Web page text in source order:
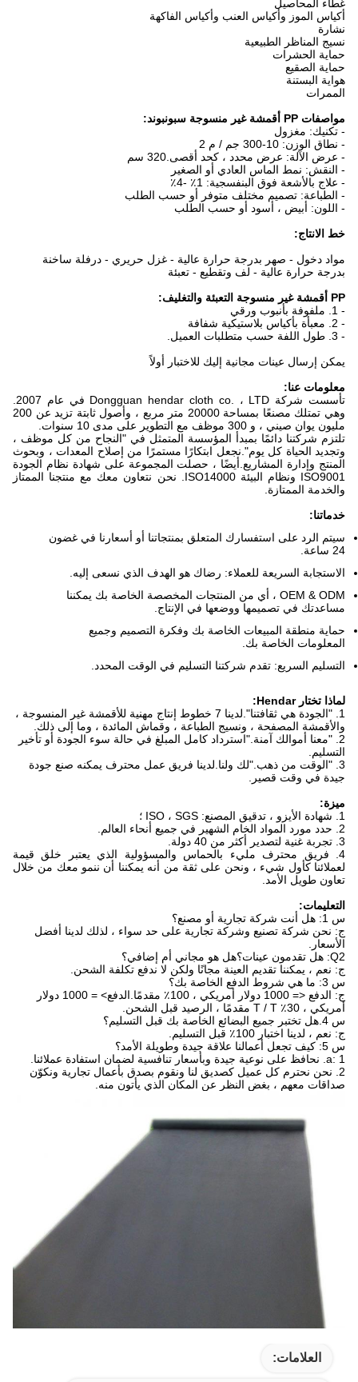
غطاء المحاصيل
أكياس الموز وأكياس العنب وأكياس الفاكهة
نشارة
نسيج المناظر الطبيعية
حماية الحشرات
حماية الصقيع
هواية البستنة
الممرات
مواصفات PP أقمشة غير منسوجة سبونبوند:
- تكنيك: مغزول
- نطاق الوزن: 10-300 جم / م 2
- عرض الآلة: عرض محدد ، كحد أقصى.320 سم
- النقش: نمط الماس العادي أو الصغير
- علاج بالأشعة فوق البنفسجية: 1٪ -4٪
- الطباعة: تصميم مختلف متوفر أو حسب الطلب
- اللون: أبيض ، أسود أو حسب الطلب
خط الانتاج:
مواد دخول - صهر بدرجة حرارة عالية - غزل حريري - درفلة ساخنة
بدرجة حرارة عالية - لف وتقطيع - تعبئة
PP أقمشة غير منسوجة التعبئة والتغليف:
- 1. ملفوفة بأنبوب ورقي
- 2. معبأة بأكياس بلاستيكية شفافة
- 3. طول اللفة حسب متطلبات العميل.
يمكن إرسال عينات مجانية إليك للاختبار أولاً
معلومات عنا:
وهي تمتلك مصنعًا بمساحة 20000 متر مربع ، وأصول ثابتة تزيد عن 200
مليون يوان صيني ، و 300 موظف مع التطوير على مدى 10 سنوات.
تلتزم شركتنا دائمًا بمبدأ المؤسسة المتمثل في "النجاح من كل موظف ،
وتجديد الحياة كل يوم".نجعل ابتكارًا مستمرًا من إصلاح المعدات ، وبحوث
المنتج وإدارة المشاريع.أيضًا ، حصلت المجموعة على شهادة نظام الجودة
ISO9001 ونظام البيئة ISO14000. نحن نتعاون معك مع منتجنا الممتاز
والخدمة الممتازة.
خدماتنا:
سيتم الرد على استفسارك المتعلق بمنتجاتنا أو أسعارنا في غضون
24 ساعة.
الاستجابة السريعة للعملاء: رضاك ​​هو الهدف الذي نسعى إليه.
OEM & ODM ، أي من المنتجات المخصصة الخاصة بك يمكننا
مساعدتك في تصميمها ووضعها في الإنتاج.
حماية منطقة المبيعات الخاصة بك وفكرة التصميم وجميع
المعلومات الخاصة بك.
التسليم السريع: تقدم شركتنا التسليم في الوقت المحدد.
لماذا تختار Hendar:
1. "الجودة هي ثقافتنا".لدينا 7 خطوط إنتاج مهنية للأقمشة غير المنسوجة ،
والأقمشة المصفحة ، ونسيج الطباعة ، وقماش المائدة ، وما إلى ذلك.
2. "معنا أموالك آمنة."استرداد كامل المبلغ في حالة سوء الجودة أو تأخير
التسليم.
3. "الوقت من ذهب."لك ولنا.لدينا فريق عمل محترف يمكنه صنع جودة
جيدة في وقت قصير.
ميزة:
1. شهادة الأيزو ، تدقيق المصنع: ISO ، SGS ؛
2. حدد مورد المواد الخام الشهير في جميع أنحاء العالم.
3. تجربة غنية لتصدير أكثر من 40 دولة.
4. فريق محترف مليء بالحماس والمسؤولية الذي يعتبر خلق قيمة
لعملائنا كأول شيء ، ونحن على ثقة من أنه يمكننا أن ننمو معك من خلال
تعاون طويل الأمد.
التعليمات:
س 1: هل أنت شركة تجارية أو مصنع؟
ج: نحن شركة تصنيع وشركة تجارية على حد سواء ، لذلك لدينا أفضل
الأسعار.
Q2: هل تقدمون عينات؟هل هو مجاني أم إضافي؟
ج: نعم ، يمكننا تقديم العينة مجانًا ولكن لا ندفع تكلفة الشحن.
س 3: ما هي شروط الدفع الخاصة بك؟
ج: الدفع <= 1000 دولار أمريكي ، 100٪ مقدمًا.الدفع> = 1000 دولار
أمريكي ، 30٪ T / T مقدمًا ، الرصيد قبل الشحن.
س 4.هل تختبر جميع البضائع الخاصة بك قبل التسليم؟
ج: نعم ، لدينا اختبار 100٪ قبل التسليم.
س 5: كيف تجعل أعمالنا علاقة جيدة وطويلة الأمد؟
a: 1. نحافظ على نوعية جيدة وبأسعار تنافسية لضمان استفادة عملائنا.
2. نحن نحترم كل عميل كصديق لنا ونقوم بصدق بأعمال تجارية ونكوّن
صداقات معهم ، بغض النظر عن المكان الذي يأتون منه.
العلامات: